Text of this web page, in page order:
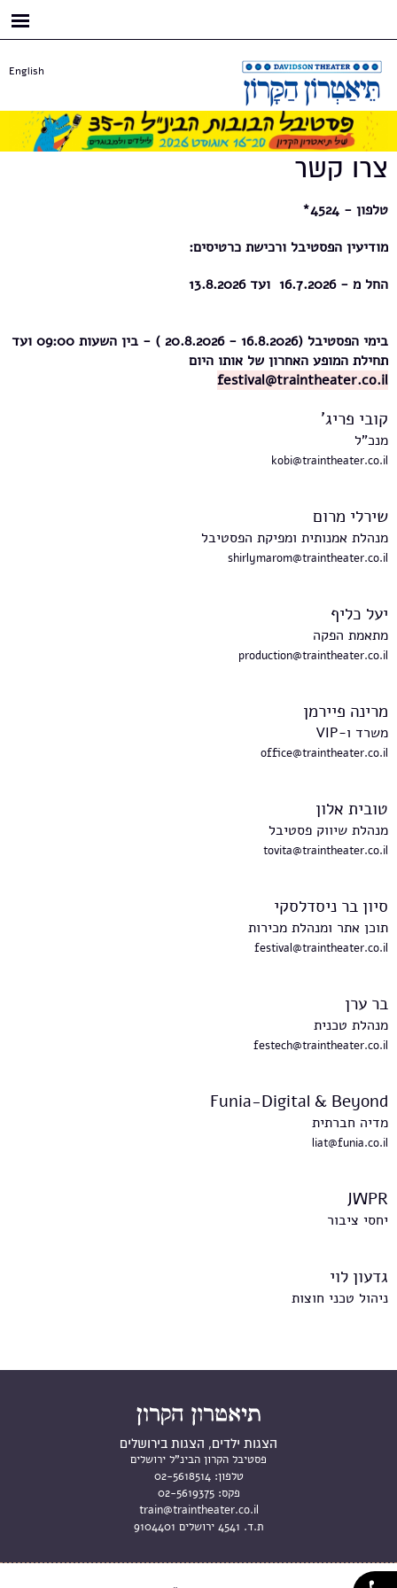
English
צרו קשר
טלפון - 4524*
מודיעין הפסטיבל ורכישת כרטיסים:
החל מ - 16.7.2026 ועד 13.8.2026
בימי הפסטיבל (16.8.2026 - 20.8.2026 ) - בין השעות 09:00 ועד
תחילת המופע האחרון של אותו היום
festival@traintheater.co.il
קובי פריג'
מנכ"ל
kobi@traintheater.co.il
שירלי מרום
מנהלת אמנותית ומפיקת הפסטיבל
shirlymarom@traintheater.co.il
יעל כליף
מתאמת הפקה
production@traintheater.co.il
מרינה פיירמן
משרד ו-VIP
office@traintheater.co.il
טובית אלון
מנהלת שיווק פסטיבל
tovita@traintheater.co.il
סיון בר ניסדלסקי
תוכן אתר ומנהלת מכירות
festival@traintheater.co.il
בר ערן
מנהלת טכנית
festech@traintheater.co.il
Funia-Digital & Beyond
מדיה חברתית
liat@funia.co.il
JWPR
יחסי ציבור
גדעון לוי
ניהול טכני חוצות
הצגות ילדים, הצגות בירושלים
פסטיבל הקרון הבינ"ל ירושלים
טלפון: 02-5618514
פקס: 02-5619375
train@traintheater.co.il
ת.ד. 4541 ירושלים 9104401